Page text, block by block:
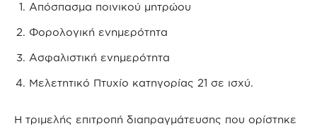
Απόσπασμα ποινικού μητρώου
Φορολογική ενημερότητα
Ασφαλιστική ενημερότητα
Μελετητικό Πτυχίο κατηγορίας 21 σε ισχύ.
Η τριμελής επιτροπή διαπραγμάτευσης που ορίστηκε